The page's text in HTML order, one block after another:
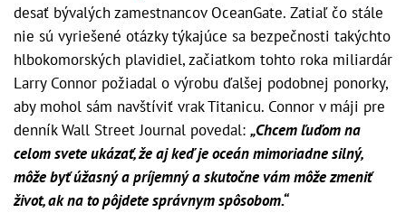
desať bývalých zamestnancov OceanGate. Zatiaľ čo stále
nie sú vyriešené otázky týkajúce sa bezpečnosti takýchto
hlbokomorských plavidiel, začiatkom tohto roka miliardár
Larry Connor požiadal o výrobu ďalšej podobnej ponorky,
aby mohol sám navštíviť vrak Titanicu. Connor v máji pre
denník Wall Street Journal povedal: „Chcem ľuďom na
celom svete ukázať, že aj keď je oceán mimoriadne silný,
môže byť úžasný a príjemný a skutočne vám môže zmeniť
život, ak na to pôjdete správnym spôsobom.“